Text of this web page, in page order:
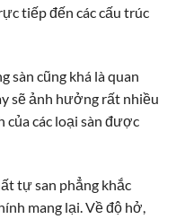
tiếp đến các cấu trúc
sàn cũng khá là quan
sẽ ảnh hưởng rất nhiều
của các loại sàn được
tự san phẳng khắc
mang lại. Về độ hở,